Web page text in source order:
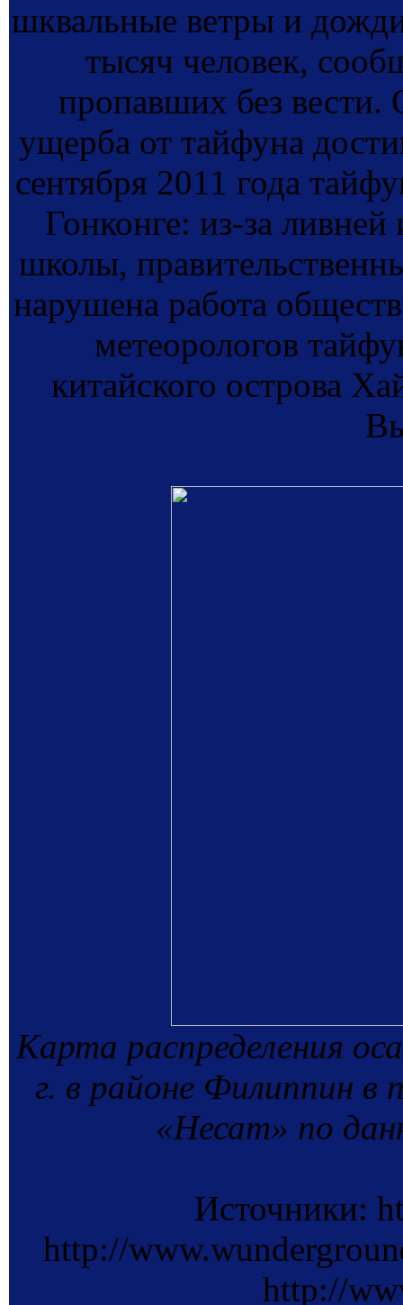
шквальные ветры и
тысяч человек,
пропавших без вести.
ущерба от тайфуна
сентября 2011 года
Гонконге: из-за
школы,
нарушена работа
метеорологов
китайского острова
Карта распределения
г. в районе Филиппин в
«Несат» по
Источники:
http://
http://